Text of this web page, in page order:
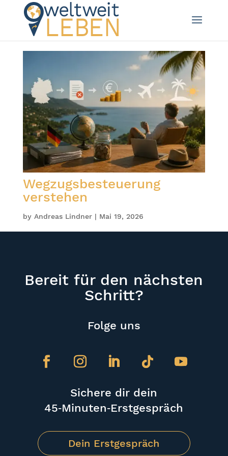
Wegzugsbesteuerung
verstehen
by Andreas Lindner| Mai 19, 2026
Bereit für den nächsten
Schritt?
Folge uns
Sichere dir dein
45‑Minuten‑Erstgespräch
Dein Erstgespräch